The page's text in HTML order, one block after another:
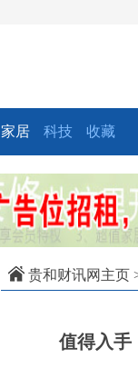
家居 科技 收藏
贵和财讯网主页
值得入手